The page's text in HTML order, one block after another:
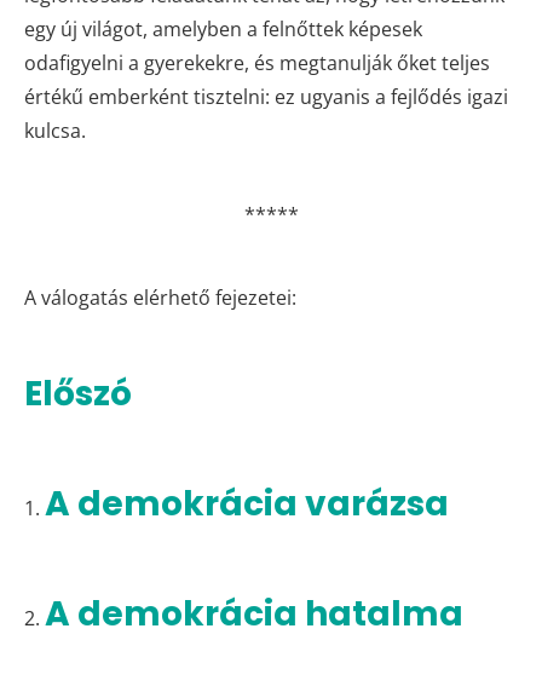
egy új világot, amelyben a felnőttek képesek
odafigyelni a gyerekekre, és megtanulják őket teljes
értékű emberként tisztelni: ez ugyanis a fejlődés igazi
kulcsa.
*****
A válogatás elérhető fejezetei:
Előszó
1. A demokrácia varázsa
2. A demokrácia hatalma